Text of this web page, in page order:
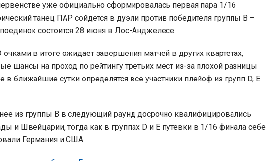
уже официально сформировалась первая пара 1/16
танец ПАР сойдется в дуэли против победителя группы В –
состоится 28 июня в Лос-Анджелесе.
очками в итоге ожидает завершения матчей в других квартетах,
шансы на проход по рейтингу третьих мест из-за плохой разницы
в ближайшие сутки определятся все участники плейоф из групп D, Е
из группы В в следующий раунд досрочно квалифицировались
и Швейцарии, тогда как в группах D и Е путевки в 1/16 финала себе
Германия и США.